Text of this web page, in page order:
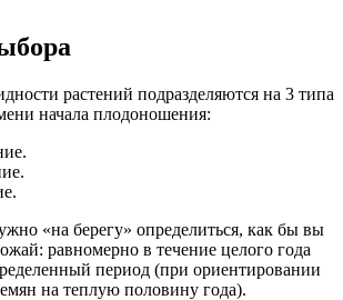
растений подразделяются на 3 типа
начала плодоношения:
«на берегу» определиться, как бы вы
равномерно в течение целого года
период (при ориентировании
на теплую половину года).